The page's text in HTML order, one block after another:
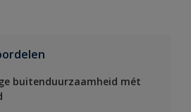
buitenduurzaamheid mét